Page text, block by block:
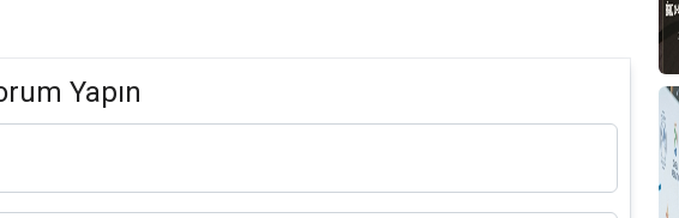
Yapın